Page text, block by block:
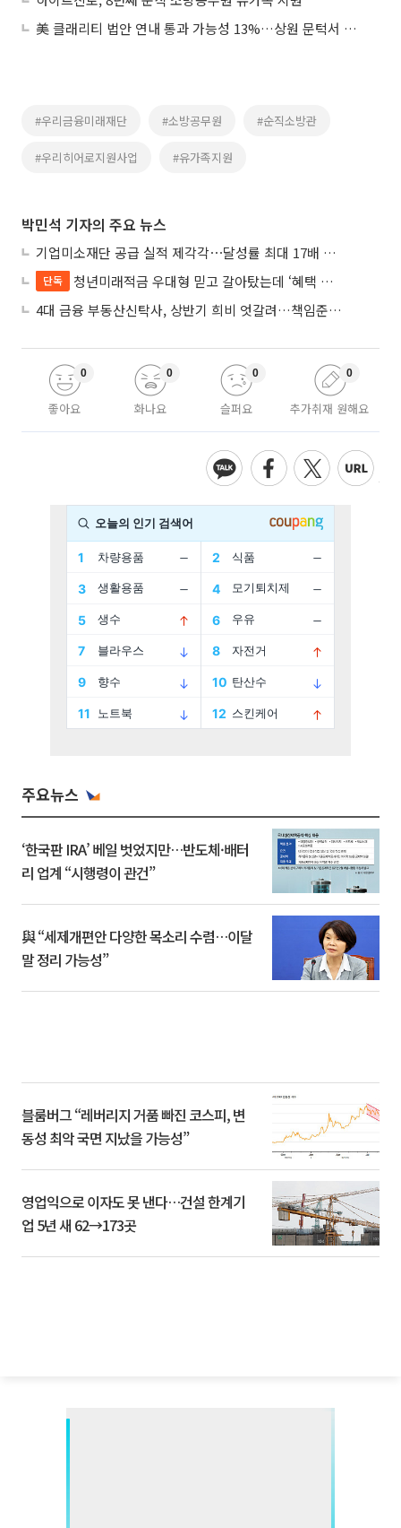
美 클래리티 법안 연내 통과 가능성 13%…상원 문턱서 제동
#우리금융미래재단 #소방공무원 #순직소방관
#우리히어로지원사업 #유가족지원
박민석 기자의 주요 뉴스
기업미소재단 공급 실적 제각각⋯달성률 최대 17배 차이
단독
청년미래적금 우대형 믿고 갈아탔는데 ‘혜택 반토막’…심사 오류에 가입자 혼선
4대 금융 부동산신탁사, 상반기 희비 엇갈려…책임준공 손실 반영 시점이 갈랐다
좋아요
0
화나요
0
슬퍼요
0
추가취재 원해요
0
주요뉴스
‘한국판 IRA’ 베일 벗었지만…반도체·배터
리 업계 “시행령이 관건”
與 “세제개편안 다양한 목소리 수렴…이달
말 정리 가능성”
블룸버그 “레버리지 거품 빠진 코스피, 변
동성 최악 국면 지났을 가능성”
영업익으로 이자도 못 낸다…건설 한계기
업 5년 새 62→173곳